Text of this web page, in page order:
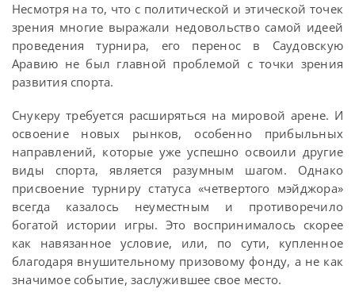
Несмотря на то, что с политической и этической точек
зрения многие выражали недовольство самой идеей
проведения турнира, его перенос в Саудовскую
Аравию не был главной проблемой с точки зрения
развития спорта.
Снукеру требуется расширяться на мировой арене. И
освоение новых рынков, особенно прибыльных
направлений, которые уже успешно освоили другие
виды спорта, является разумным шагом. Однако
присвоение турниру статуса «четвертого мэйджора»
всегда казалось неуместным и противоречило
богатой истории игры. Это воспринималось скорее
как навязанное условие, или, по сути, купленное
благодаря внушительному призовому фонду, а не как
значимое событие, заслужившее свое место.